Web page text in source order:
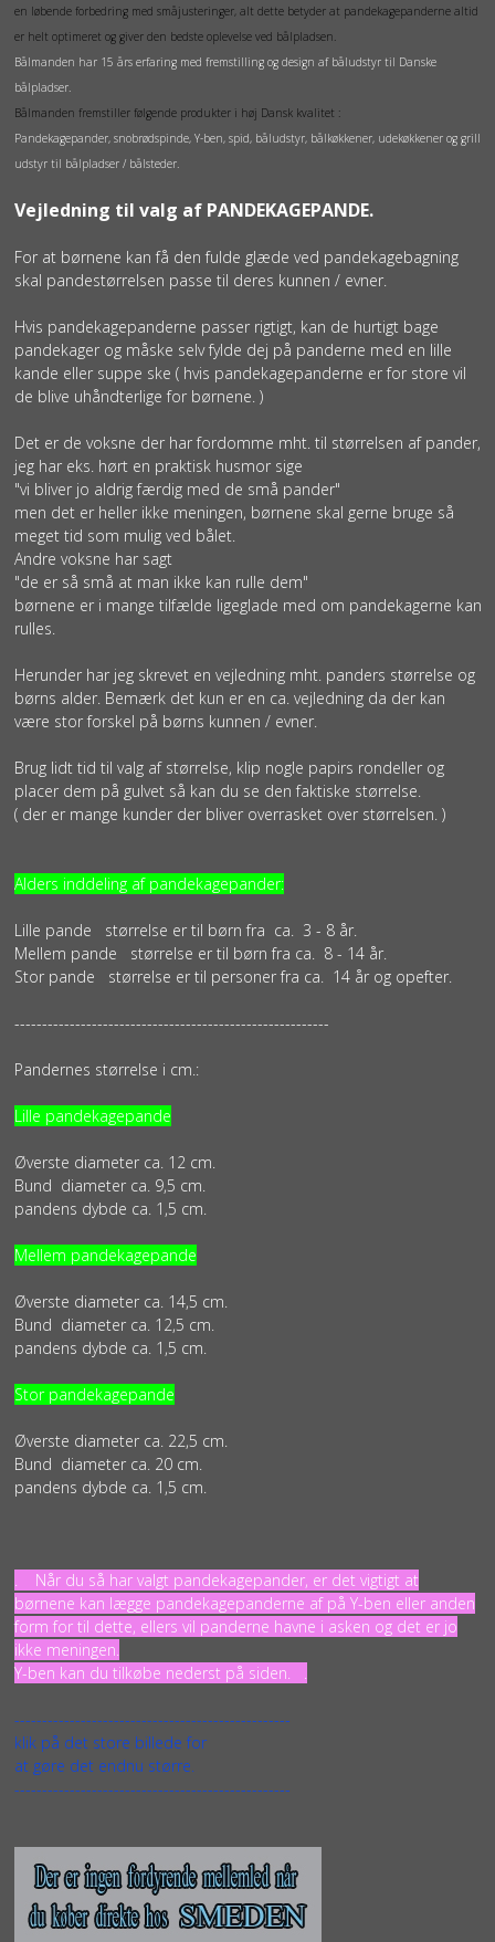
en løbende forbedring med småjusteringer, alt dette betyder at pandekagepanderne altid
er helt optimeret og giver den bedste oplevelse ved bålpladsen.
Bålmanden har 15 års erfaring med fremstilling og design af båludstyr til Danske
bålpladser.
Bålmanden fremstiller følgende produkter i høj Dansk kvalitet :
Pandekagepander, snobrødspinde, Y-ben, spid, båludstyr, bålkøkkener, udekøkkener og grill
udstyr til bålpladser / bålsteder.
Vejledning til valg af PANDEKAGEPANDE.
For at børnene kan få den fulde glæde ved pandekagebagning
skal pandestørrelsen passe til deres kunnen / evner.
Hvis pandekagepanderne passer rigtigt, kan de hurtigt bage
pandekager og måske selv fylde dej på panderne med en lille
kande eller suppe ske ( hvis pandekagepanderne er for store vil
de blive uhåndterlige for børnene. )
Det er de voksne der har fordomme mht. til størrelsen af pander,
jeg har eks. hørt en praktisk husmor sige
"vi bliver jo aldrig færdig med de små pander"
men det er heller ikke meningen, børnene skal gerne bruge så
meget tid som mulig ved bålet.
Andre voksne har sagt
"de er så små at man ikke kan rulle dem"
børnene er i mange tilfælde ligeglade med om pandekagerne kan
rulles.
Herunder har jeg skrevet en vejledning mht. panders størrelse og
børns alder. Bemærk det kun er en ca. vejledning da der kan
være stor forskel på børns kunnen / evner.
Brug lidt tid til valg af størrelse, klip nogle papirs rondeller og
placer dem på gulvet så kan du se den faktiske størrelse.
( der er mange kunder der bliver overrasket over størrelsen. )
Alders inddeling af pandekagepander:
Lille pande størrelse er til børn fra ca. 3 - 8 år.
Mellem pande størrelse er til børn fra ca. 8 - 14 år.
Stor pande størrelse er til personer fra ca. 14 år og opefter.
---------------------------------------------------------
Pandernes størrelse i cm.:
Lille pandekagepande
Øverste diameter ca. 12 cm.
Bund diameter ca. 9,5 cm.
pandens dybde ca. 1,5 cm.
Mellem pandekagepande
Øverste diameter ca. 14,5 cm.
Bund diameter ca. 12,5 cm.
pandens dybde ca. 1,5 cm.
Stor pandekagepande
Øverste diameter ca. 22,5 cm.
Bund diameter ca. 20 cm.
pandens dybde ca. 1,5 cm.
. Når du så har valgt pandekagepander, er det vigtigt at
børnene kan lægge pandekagepanderne af på Y-ben eller anden
form for til dette, ellers vil panderne havne i asken og det er jo
ikke meningen.
Y-ben kan du tilkøbe nederst på siden. .
--------------------------------------------------
klik på det store billede for
at gøre det endnu større.
--------------------------------------------------